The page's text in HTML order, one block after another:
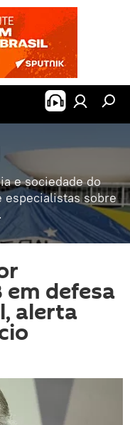
e sociedade do
especialistas sobre
em defesa
alerta